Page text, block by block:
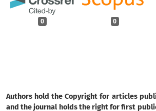
0 0
Authors hold the Copyright for articles
and the journal holds the right for first